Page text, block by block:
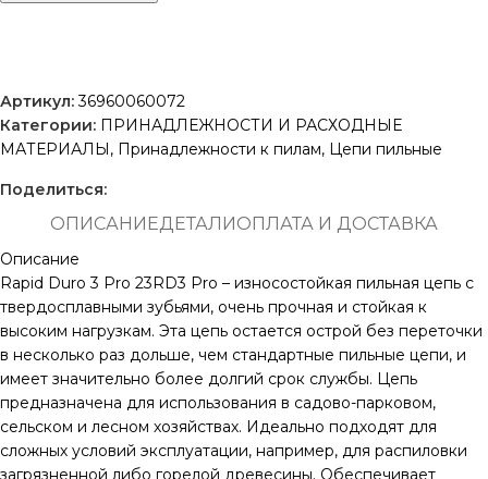
Артикул:36960060072
Категории: ПРИНАДЛЕЖНОСТИ И РАСХОДНЫЕ
МАТЕРИАЛЫ, Принадлежности к пилам, Цепи пильные
Поделиться:
ОПИСАНИЕДЕТАЛИОПЛАТА И ДОСТАВКА
Описание
Rapid Duro 3 Pro 23RD3 Pro – износостойкая пильная цепь с
твердосплавными зубьями, очень прочная и стойкая к
высоким нагрузкам. Эта цепь остается острой без переточки
в несколько раз дольше, чем стандартные пильные цепи, и
имеет значительно более долгий срок службы. Цепь
предназначена для использования в садово-парковом,
сельском и лесном хозяйствах. Идеально подходят для
сложных условий эксплуатации, например, для распиловки
загрязненной либо горелой древесины. Обеспечивает